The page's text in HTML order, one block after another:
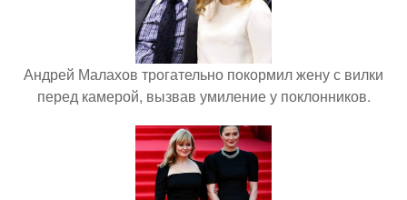
Андрей Малахов трогательно покормил жену с вилки
перед камерой, вызвав умиление у поклонников.